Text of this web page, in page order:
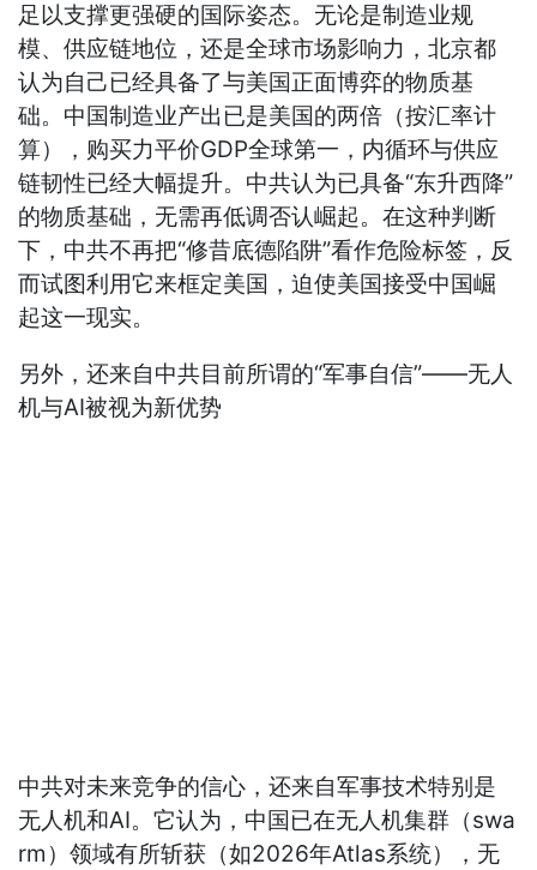
足以支撑更强硬的国际姿态。无论是制造业规
模、供应链地位，还是全球市场影响力，北京都
认为自己已经具备了与美国正面博弈的物质基
础。中国制造业产出已是美国的两倍（按汇率计
算），购买力平价GDP全球第一，内循环与供应
链韧性已经大幅提升。中共认为已具备“东升西降”
的物质基础，无需再低调否认崛起。在这种判断
下，中共不再把“修昔底德陷阱”看作危险标签，反
而试图利用它来框定美国，迫使美国接受中国崛
起这一现实。
另外，还来自中共目前所谓的“军事自信”——无人
机与AI被视为新优势
中共对未来竞争的信心，还来自军事技术特别是
无人机和AI。它认为，中国已在无人机集群（swa
rm）领域有所斩获（如2026年Atlas系统），无